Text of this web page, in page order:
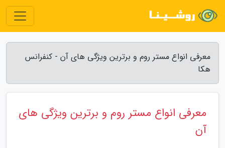
معرفی انواع مستر روم و برترین ویژگی های آن - کنفرانس
هکا
معرفی انواع مستر روم و برترین ویژگی های
آن